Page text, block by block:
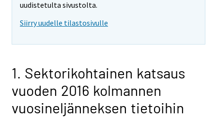
uudistetulta sivustolta.
Siirry uudelle tilastosivulle
1. Sektorikohtainen katsaus
vuoden 2016 kolmannen
vuosineljänneksen tietoihin